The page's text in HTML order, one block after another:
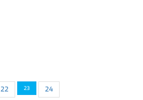
22 23
24